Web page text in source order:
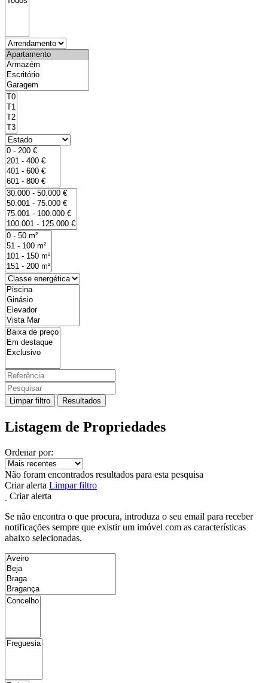
Limpar filtro Resultados
Listagem de Propriedades
Ordenar por:
Não foram encontrados resultados para esta pesquisa
Criar alerta Limpar filtro
Criar alerta
Se não encontra o que procura, introduza o seu email para receber
notificações sempre que existir um imóvel com as características
abaixo selecionadas.